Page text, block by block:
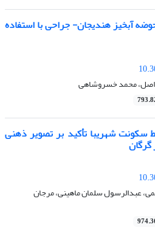
آبخیز هندیجان- جراحی با استفاده
اصل، محمد خسروشاهی
شهریبا تأکید بر تصویر ذهنی
عبدالرسول سلمان ماهینی، مرجان